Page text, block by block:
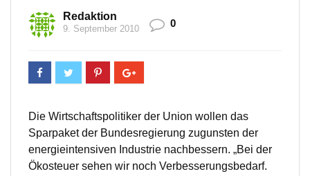
Redaktion
9. September 2010 0
Die Wirtschaftspolitiker der Union wollen das
Sparpaket der Bundesregierung zugunsten der
energieintensiven Industrie nachbessern. „Bei der
Ökosteuer sehen wir noch Verbesserungsbedarf.